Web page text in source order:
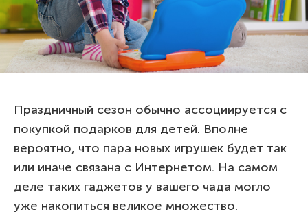
Праздничный сезон обычно ассоциируется с
покупкой подарков для детей. Вполне
вероятно, что пара новых игрушек будет так
или иначе связана с Интернетом. На самом
деле таких гаджетов у вашего чада могло
уже накопиться великое множество.